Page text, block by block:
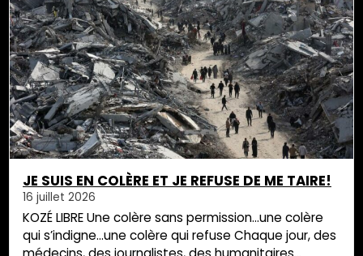
JE SUIS EN COLÈRE ET JE REFUSE DE ME TAIRE!
16 juillet 2026
KOZÉ LIBRE Une colère sans permission…une colère
qui s’indigne…une colère qui refuse Chaque jour, des